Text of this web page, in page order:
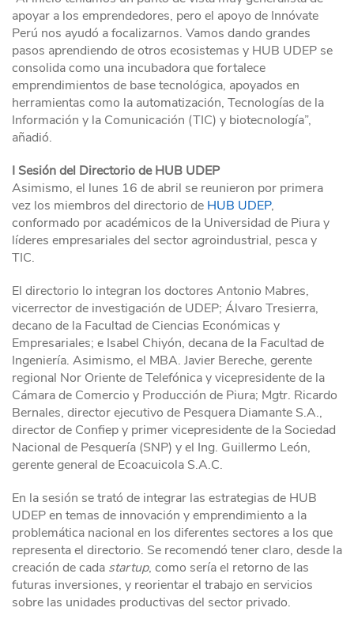
apoyar a los emprendedores, pero el apoyo de Innóvate
Perú nos ayudó a focalizarnos. Vamos dando grandes
pasos aprendiendo de otros ecosistemas y HUB UDEP se
consolida como una incubadora que fortalece
emprendimientos de base tecnológica, apoyados en
herramientas como la automatización, Tecnologías de la
Información y la Comunicación (TIC) y biotecnología”,
añadió.
I Sesión del Directorio de HUB UDEP
Asimismo, el lunes 16 de abril se reunieron por primera
vez los miembros del directorio de HUB UDEP,
conformado por académicos de la Universidad de Piura y
líderes empresariales del sector agroindustrial, pesca y
TIC.
El directorio lo integran los doctores Antonio Mabres,
vicerrector de investigación de UDEP; Álvaro Tresierra,
decano de la Facultad de Ciencias Económicas y
Empresariales; e Isabel Chiyón, decana de la Facultad de
Ingeniería. Asimismo, el MBA. Javier Bereche, gerente
regional Nor Oriente de Telefónica y vicepresidente de la
Cámara de Comercio y Producción de Piura; Mgtr. Ricardo
Bernales, director ejecutivo de Pesquera Diamante S.A.,
director de Confiep y primer vicepresidente de la Sociedad
Nacional de Pesquería (SNP) y el Ing. Guillermo León,
gerente general de Ecoacuicola S.A.C.
En la sesión se trató de integrar las estrategias de HUB
UDEP en temas de innovación y emprendimiento a la
problemática nacional en los diferentes sectores a los que
representa el directorio. Se recomendó tener claro, desde la
creación de cada startup, como sería el retorno de las
futuras inversiones, y reorientar el trabajo en servicios
sobre las unidades productivas del sector privado.